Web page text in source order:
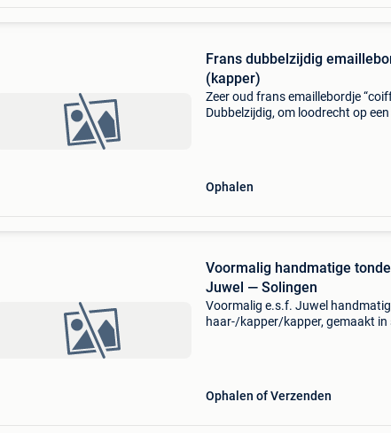
Frans dubbelzijdig
(kapper)
Zeer oud frans emaillebordje
Dubbelzijdig, om loodrecht op
Ophalen
Voormalig handmatige
Juwel — Solingen
Voormalig e.s.f. Juwel
haar-/kapper/kapper, gemaakt in
Ophalen of Verzenden